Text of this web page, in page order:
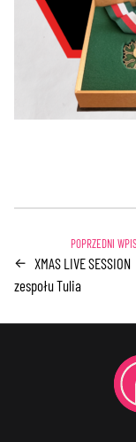
← XMAS LIVE SESSION
zespołu Tulia